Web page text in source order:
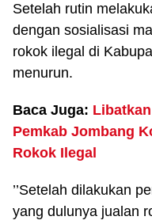
Setelah rutin
dengan sosialisasi
rokok ilegal di
menurun.
Baca Juga:
Pemkab Jombang
Rokok Ilegal
’’Setelah dilakukan
yang dulunya jualan